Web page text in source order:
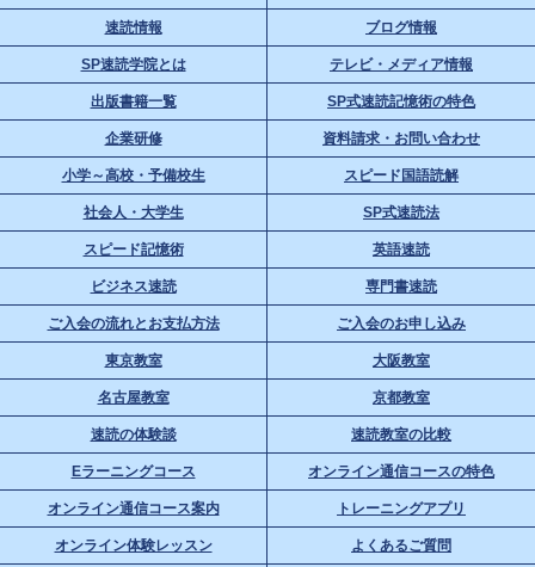
速読情報 ブログ情報
SP速読学院とは テレビ・メディア情報
出版書籍一覧 SP式速読記憶術の特色
企業研修 資料請求・お問い合わせ
小学～高校・予備校生 スピード国語読解
社会人・大学生 SP式速読法
スピード記憶術 英語速読
ビジネス速読 専門書速読
ご入会の流れとお支払方法 ご入会のお申し込み
東京教室 大阪教室
名古屋教室 京都教室
速読の体験談 速読教室の比較
Eラーニングコース オンライン通信コースの特色
オンライン通信コース案内 トレーニングアプリ
オンライン体験レッスン よくあるご質問